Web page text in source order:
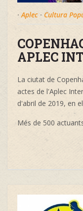
·Aplec · Cultura
APLEC
La ciutat de
actes de l'Aplec
d'abril de 2019, en
Més de 500